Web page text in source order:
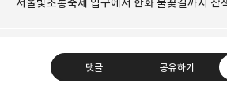
댓글 공유하기